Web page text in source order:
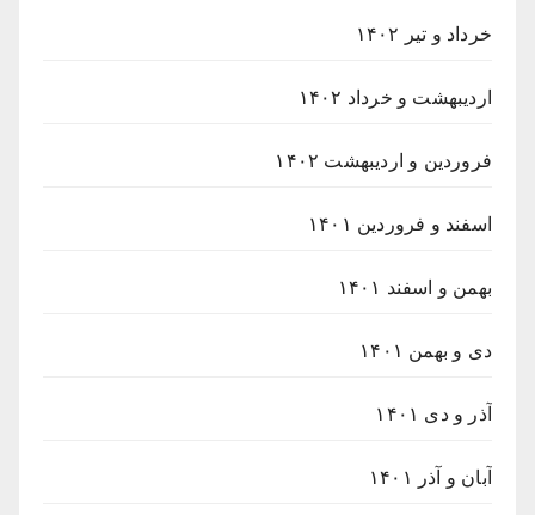
خرداد و تیر ۱۴۰۲
اردیبهشت و خرداد ۱۴۰۲
فروردین و اردیبهشت ۱۴۰۲
اسفند و فروردین ۱۴۰۱
بهمن و اسفند ۱۴۰۱
دی و بهمن ۱۴۰۱
آذر و دی ۱۴۰۱
آبان و آذر ۱۴۰۱